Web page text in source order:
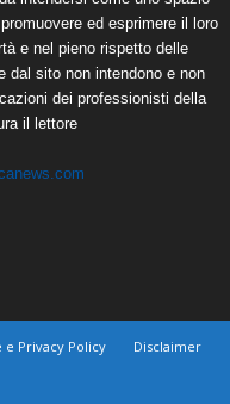
ed esprimere il loro
e nel pieno rispetto delle
dal sito non intendono e non
dei professionisti della
il lettore
e Privacy Policy
Disclaimer